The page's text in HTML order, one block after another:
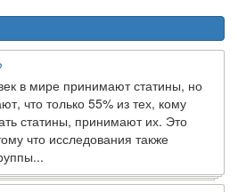
в мире принимают статины, но
что только 55% из тех, кому
статины, принимают их. Это
что исследования также